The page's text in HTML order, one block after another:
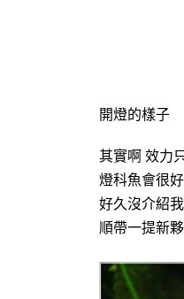
開燈的樣子
其實啊 效力
燈科魚會很
好久沒介紹
順帶一提新